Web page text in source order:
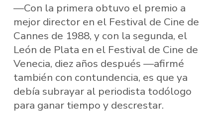
—Con la primera obtuvo el premio a
mejor director en el Festival de Cine de
Cannes de 1988, y con la segunda, el
León de Plata en el Festival de Cine de
Venecia, diez años después —afirmé
también con contundencia, es que ya
debía subrayar al periodista todólogo
para ganar tiempo y descrestar.